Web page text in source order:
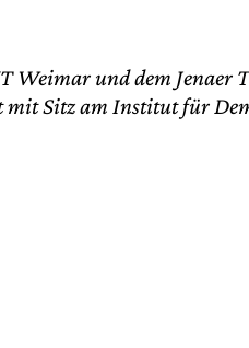
Weimar und dem Jenaer
mit Sitz am Institut für